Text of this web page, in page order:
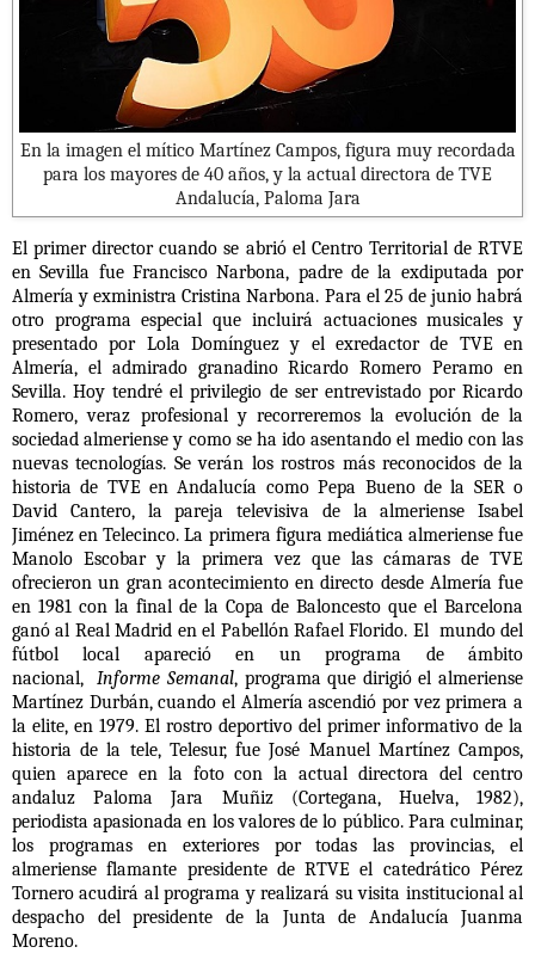
En la imagen el mítico Martínez Campos, figura muy recordada
para los mayores de 40 años, y la actual directora de TVE
Andalucía, Paloma Jara
El primer director cuando se abrió el Centro Territorial de RTVE
en Sevilla fue Francisco Narbona, padre de la exdiputada por
Almería y exministra Cristina Narbona. Para el 25 de junio habrá
otro programa especial que incluirá actuaciones musicales y
presentado por Lola Domínguez y el exredactor de TVE en
Almería, el admirado granadino Ricardo Romero Peramo en
Sevilla. Hoy tendré el privilegio de ser entrevistado por Ricardo
Romero, veraz profesional y recorreremos la evolución de la
sociedad almeriense y como se ha ido asentando el medio con las
nuevas tecnologías. Se verán los rostros más reconocidos de la
historia de TVE en Andalucía como Pepa Bueno de la SER o
David Cantero, la pareja televisiva de la almeriense Isabel
Jiménez en Telecinco. La primera figura mediática almeriense fue
Manolo Escobar y la primera vez que las cámaras de TVE
ofrecieron un gran acontecimiento en directo desde Almería fue
en 1981 con la final de la Copa de Baloncesto que el Barcelona
ganó al Real Madrid en el Pabellón Rafael Florido. El mundo del
fútbol local apareció en un programa de ámbito
nacional,Informe Semanal, programa que dirigió el almeriense
Martínez Durbán, cuando el Almería ascendió por vez primera a
la elite, en 1979. El rostro deportivo del primer informativo de la
historia de la tele, Telesur, fue José Manuel Martínez Campos,
quien aparece en la foto con la actual directora del centro
andaluz Paloma Jara Muñiz (Cortegana, Huelva, 1982),
periodista apasionada en los valores de lo público. Para culminar,
los programas en exteriores por todas las provincias, el
almeriense flamante presidente de RTVE el catedrático Pérez
Tornero acudirá al programa y realizará su visita institucional al
despacho del presidente de la Junta de Andalucía Juanma
Moreno.